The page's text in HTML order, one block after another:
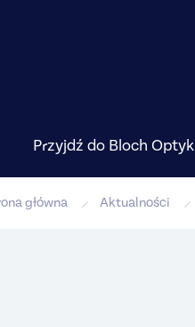
Przyjdź do Bloch Optyk
główna Aktualności